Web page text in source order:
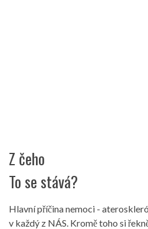
Z čeho
To se stává?
Hlavní příčina nemoci -
v každý z NÁS. Kromě toho si